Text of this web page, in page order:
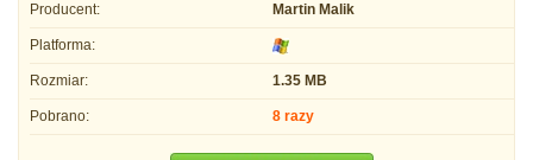
Producent: Martin Malik
Platforma:
Rozmiar: 1.35 MB
Pobrano: 8 razy